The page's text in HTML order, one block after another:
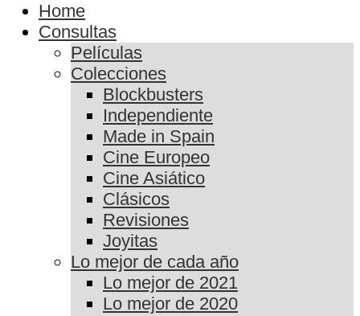
Home
Consultas
Películas
Colecciones
Blockbusters
Independiente
Made in Spain
Cine Europeo
Cine Asiático
Clásicos
Revisiones
Joyitas
Lo mejor de cada año
Lo mejor de 2021
Lo mejor de 2020